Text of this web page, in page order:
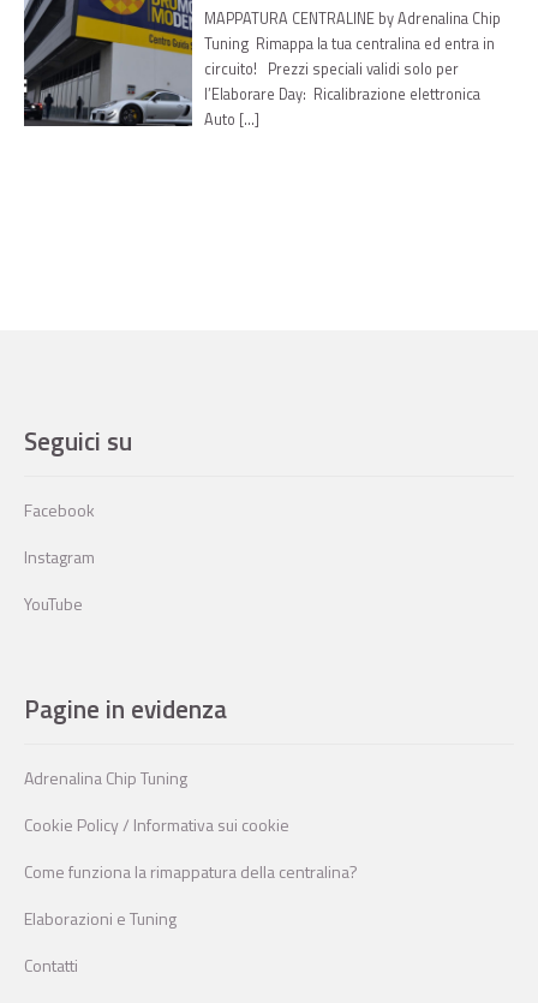
MAPPATURA CENTRALINE by Adrenalina Chip
Tuning Rimappa la tua centralina ed entra in
circuito! Prezzi speciali validi solo per
l’Elaborare Day: Ricalibrazione elettronica
Auto […]
Pagine in evidenza
Adrenalina Chip Tuning
Cookie Policy / Informativa sui cookie
Come funziona la rimappatura della centralina?
Elaborazioni e Tuning
Contatti
Seguici su
Facebook
Instagram
YouTube